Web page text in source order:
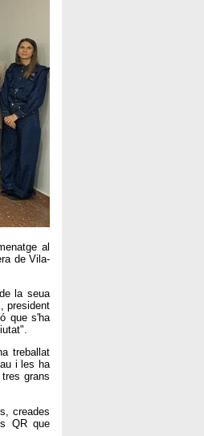
al
de Vila-
la seua
president
que s'ha
treballat
i les ha
grans
creades
QR que